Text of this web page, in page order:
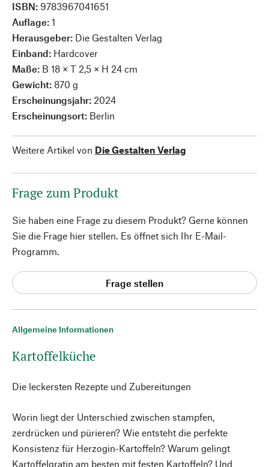
Allgemeine Informationen
Kartoffelküche
Die leckersten Rezepte und Zubereitungen
Worin liegt der Unterschied zwischen stampfen,
zerdrücken und pürieren? Wie entsteht die perfekte
Konsistenz für Herzogin-Kartoffeln? Warum gelingt
Kartoffelgratin am besten mit festen Kartoffeln? Und
ISBN: 9783967041651
Auflage: 1
Herausgeber: Die Gestalten Verlag
Einband: Hardcover
Maße: B 18 × T 2,5 × H 24 cm
Gewicht: 870 g
Erscheinungsjahr: 2024
Erscheinungsort: Berlin
Weitere Artikel von Die Gestalten Verlag
Frage zum Produkt
Sie haben eine Frage zu diesem Produkt? Gerne können
Sie die Frage hier stellen. Es öffnet sich Ihr E-Mail-
Programm.
Frage stellen